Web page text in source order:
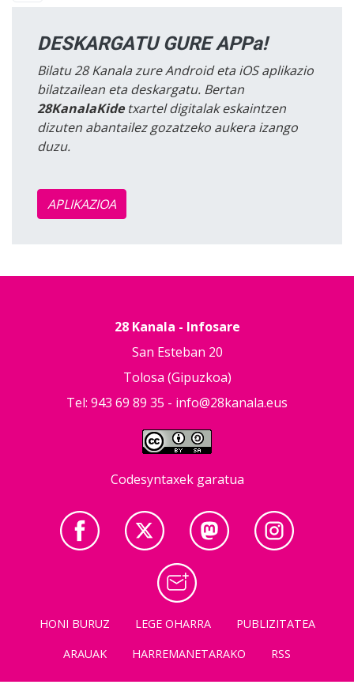
DESKARGATU GURE APPa!
Bilatu 28 Kanala zure Android eta iOS aplikazio
bilatzailean eta deskargatu. Bertan
28KanalaKidetxartel digitalak eskaintzen
dizuten abantailez gozatzeko aukera izango
duzu.
APLIKAZIOA
28 Kanala - Infosare
San Esteban 20
Tolosa (Gipuzkoa)
Tel: 943 69 89 35 - info@28kanala.eus
Codesyntaxek garatua
HONI BURUZ LEGE OHARRA
PUBLIZITATEA
ARAUAK
HARREMANETARAKO RSS